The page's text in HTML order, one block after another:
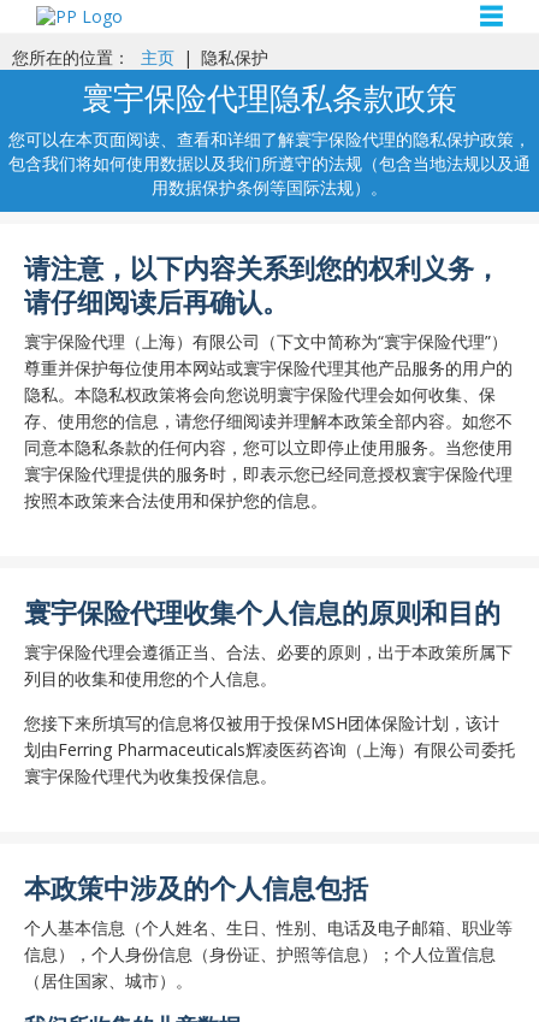
☰
您所在的位置： 主页 | 隐私保护
寰宇保险代理隐私条款政策
您可以在本页面阅读、查看和详细了解寰宇保险代理的隐私保护政策，
包含我们将如何使用数据以及我们所遵守的法规（包含当地法规以及通
用数据保护条例等国际法规）。
请注意，以下内容关系到您的权利义务，
请仔细阅读后再确认。
寰宇保险代理（上海）有限公司（下文中简称为“寰宇保险代理”）
尊重并保护每位使用本网站或寰宇保险代理其他产品服务的用户的
隐私。本隐私权政策将会向您说明寰宇保险代理会如何收集、保
存、使用您的信息，请您仔细阅读并理解本政策全部内容。如您不
同意本隐私条款的任何内容，您可以立即停止使用服务。当您使用
寰宇保险代理提供的服务时，即表示您已经同意授权寰宇保险代理
按照本政策来合法使用和保护您的信息。
寰宇保险代理收集个人信息的原则和目的
寰宇保险代理会遵循正当、合法、必要的原则，出于本政策所属下
列目的收集和使用您的个人信息。
您接下来所填写的信息将仅被用于投保MSH团体保险计划，该计
划由Ferring Pharmaceuticals辉凌医药咨询（上海）有限公司委托
寰宇保险代理代为收集投保信息。
本政策中涉及的个人信息包括
个人基本信息（个人姓名、生日、性别、电话及电子邮箱、职业等
信息），个人身份信息（身份证、护照等信息）；个人位置信息
（居住国家、城市）。